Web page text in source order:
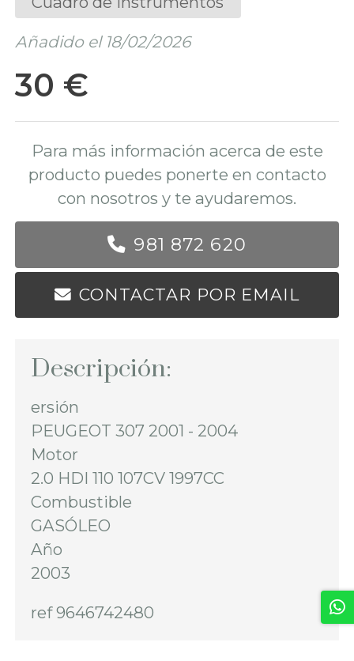
Añadido el 18/02/2026
30 €
Para más información acerca de este
producto puedes ponerte en contacto
con nosotros y te ayudaremos.
981 872 620
CONTACTAR POR EMAIL
Descripción:
ersión
PEUGEOT 307 2001 - 2004
Motor
2.0 HDI 110 107CV 1997CC
Combustible
GASÓLEO
Año
2003
ref 9646742480